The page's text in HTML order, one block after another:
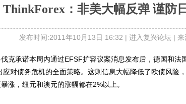
ThinkForex：非美大幅反弹 谨防
发布时间:2011年10月13日 16:32 | 进入复兴论坛| 来
承诺本周内通过EFSF扩容议案消息发布后，德国和法
应对债务危机的全面策略。这则信息大幅降低了欧债风险
涨，纽元和澳元的涨幅都在2%以上。